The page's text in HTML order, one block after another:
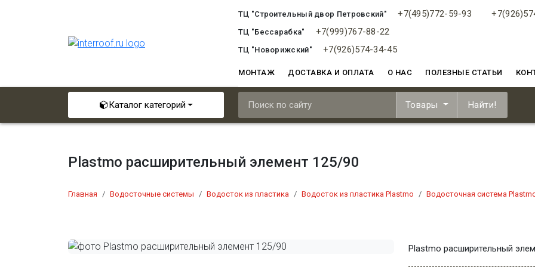
ТЦ "Строительный двор Петровский" +7(495)772-59-93
ТЦ "Бессарабка" +7(999)767-88-22
ТЦ "Новорижский" +7(926)574-34-45
МОНТАЖ ДОСТАВКА И ОПЛАТА О НАС ПОЛЕЗНЫЕ СТАТЬИ
Каталог категорий Товары Найти!
Plastmo расширительный элемент 125/90
Главная Водосточные системы Водосток из пластика Водосток из пластика Plastmo Водосточная система
Plastmo расширительный